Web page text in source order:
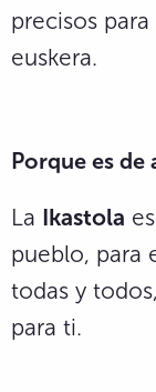
precisos
euskera.
Porque es de
La Ikastola
pueblo, para
todas y
para ti.